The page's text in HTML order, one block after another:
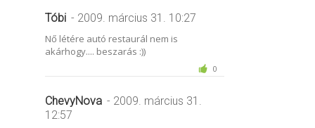
Tóbi - 2009. március 31. 10:27
Nő létére autó restaurál nem is
akárhogy.... beszarás :))
0
ChevyNova - 2009. március 31.
12:57